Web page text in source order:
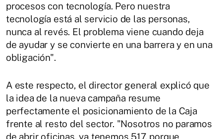
procesos con tecnología. Pero nuestra
tecnología está al servicio de las personas,
nunca al revés. El problema viene cuando deja
de ayudar y se convierte en una barrera y en una
obligación".
A este respecto, el director general explicó que
la idea de la nueva campaña resume
perfectamente el posicionamiento de la Caja
frente al resto del sector. "Nosotros no paramos
de abrir oficinas, ya tenemos 517, porque